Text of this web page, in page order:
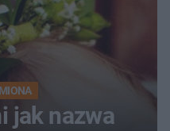
jak nazwa